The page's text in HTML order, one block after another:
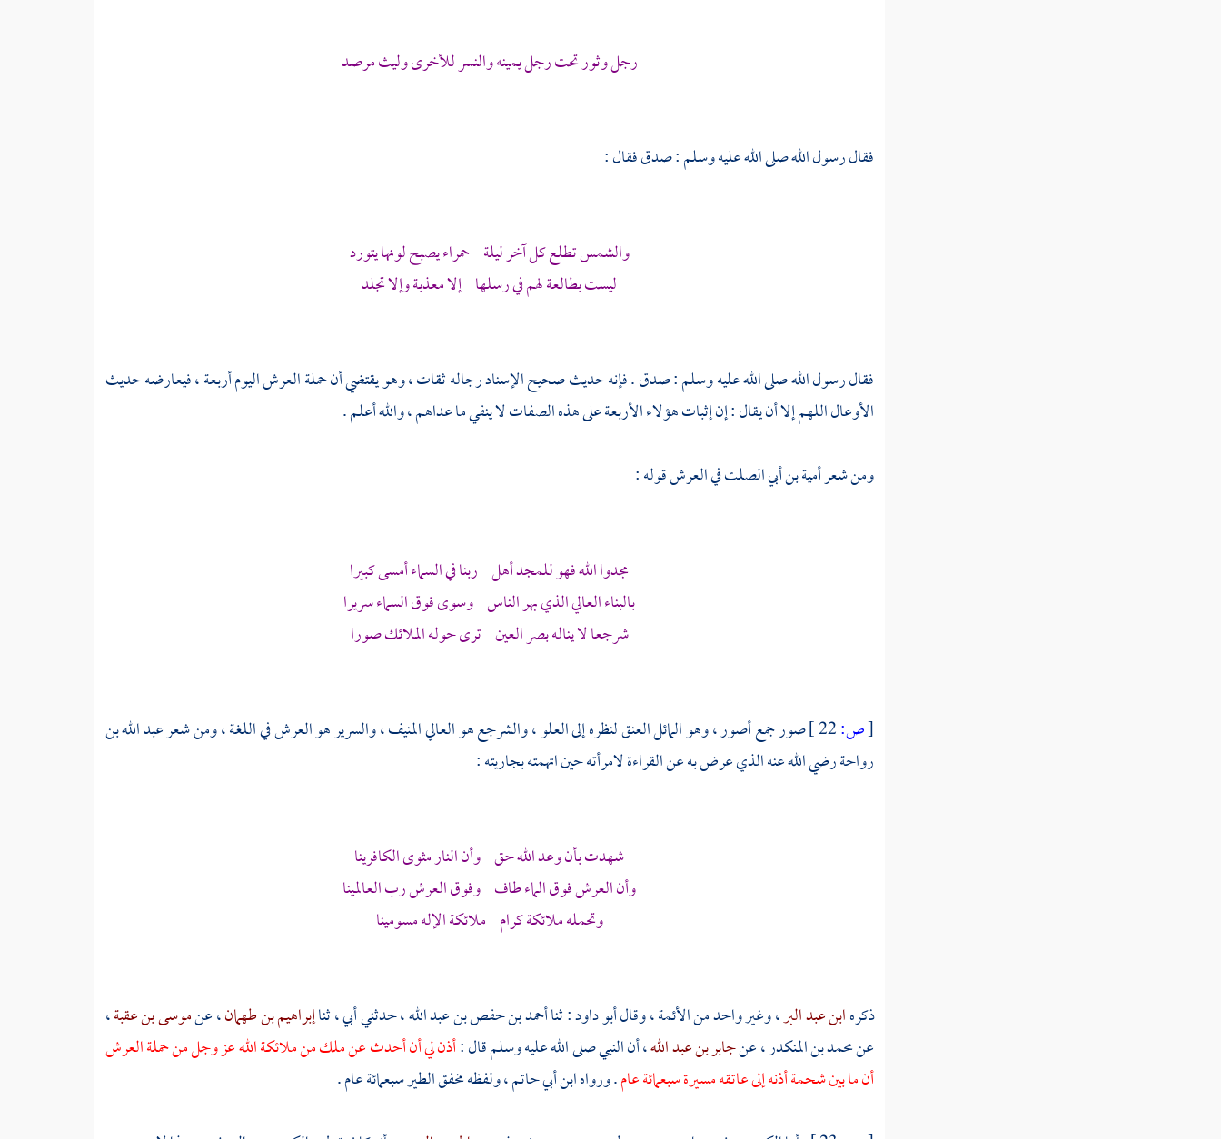
رجل وثور تحت رجل يمينه والنسر للأخرى وليث مرصد
فقال رسول الله صلى الله عليه وسلم : صدق فقال :
والشمس تطلع كل آخر ليلة حمراء يصبح لونها يتورد
ليست بطالعة لهم في رسلها إلا معذبة وإلا تجلد
فقال رسول الله صلى الله عليه وسلم : صدق . فإنه حديث صحيح الإسناد رجاله ثقات ، وهو يقتضي أن حملة العرش اليوم أربعة ، فيعارضه حديث
الأوعال اللهم إلا أن يقال : إن إثبات هؤلاء الأربعة على هذه الصفات لا ينفي ما عداهم ، والله أعلم .
ومن شعرأمية بن أبي الصلتفي العرش قوله :
مجدوا الله فهو للمجد أهل ربنا في السماء أمسى كبيرا
بالبناء العالي الذي بهر الناس وسوى فوق السماء سريرا
شرجعا لا يناله بصر العين ترى حوله الملائك صورا
[ص: صور جمع أصور ، وهو المائل العنق لنظره إلى العلو ، والشرجع هو العالي المنيف ، والسرير هو العرش في اللغة ، ومن شعرعبد الله بن
رواحةرضي الله عنه الذي عرض به عن القراءة لامرأته حين اتهمته بجاريته :
شهدت بأن وعد الله حق وأن النار مثوى الكافرينا
وأن العرش فوق الماء طاف وفوق العرش رب العالمينا
وتحمله ملائكة كرام ملائكة الإله مسومينا
ذكرهابن عبد البر، وغير واحد من الأئمة ، وقالأبو داود: ثناأحمد بن حفص بن عبد الله، حدثني أبي ، ثناإبراهيم بن طهمان، عنموسى بن عقبة،
عنمحمد بن المنكدر، عنجابر بن عبد الله، أن النبي صلى الله عليه وسلم قال :أذن لي أن أحدث عن ملك من ملائكة الله عز وجل من حملة العرش
أن ما بين شحمة أذنه إلى عاتقه مسيرة سبعمائة عام. ورواهابن أبي حاتم، ولفظه مخفق الطير سبعمائة عام .